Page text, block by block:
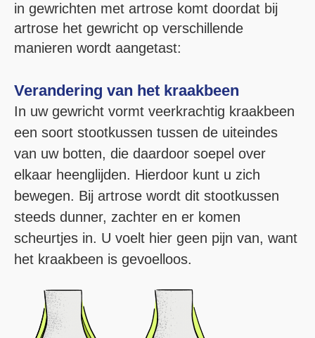
in gewrichten met artrose komt doordat bij
artrose het gewricht op verschillende
manieren wordt aangetast:
Verandering van het kraakbeen
In uw gewricht vormt veerkrachtig kraakbeen
een soort stootkussen tussen de uiteindes
van uw botten, die daardoor soepel over
elkaar heenglijden. Hierdoor kunt u zich
bewegen. Bij artrose wordt dit stootkussen
steeds dunner, zachter en er komen
scheurtjes in. U voelt hier geen pijn van, want
het kraakbeen is gevoelloos.